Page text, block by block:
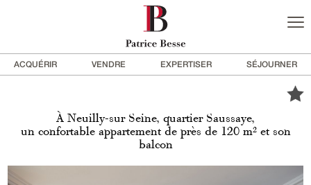
ACQUÉRIR VENDRE EXPERTISER SÉJOURNER
À Neuilly-sur Seine, quartier Saussaye,
un confortable appartement de près de 120 m² et son
balcon